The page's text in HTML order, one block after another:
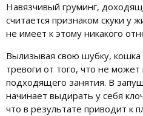
Навязчивый груминг,
считается признаком скуки у
не имеет к этому никакого
Вылизывая свою шубку, кошка
тревоги от того, что не
подходящего занятия. В
начинает выдирать у себя
что в результате приводит к